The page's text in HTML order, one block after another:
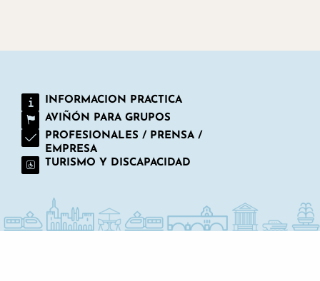
INFORMACION PRACTICA
AVIÑÓN PARA GRUPOS
PROFESIONALES / PRENSA /
EMPRESA
TURISMO Y DISCAPACIDAD